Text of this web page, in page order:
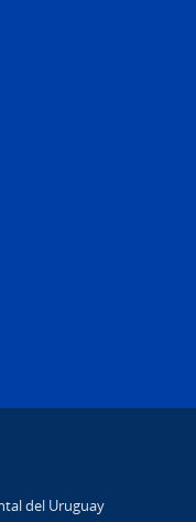
del Uruguay